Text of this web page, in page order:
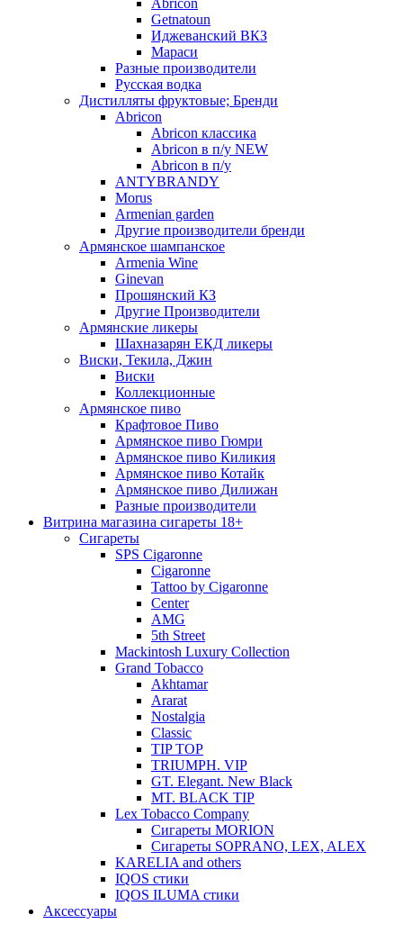
Abricon
Getnatoun
Иджеванский ВКЗ
Мараси
Разные производители
Русская водка
Дистилляты фруктовые; Бренди
Abricon
Abricon классика
Abricon в п/у NEW
Abricon в п/у
ANTYBRANDY
Morus
Armenian garden
Другие производители бренди
Армянское шампанское
Armenia Wine
Ginevan
Прошянский КЗ
Другие Производители
Армянские ликеры
Шахназарян ЕКД ликеры
Виски, Текила, Джин
Виски
Коллекционные
Армянское пиво
Крафтовое Пиво
Армянское пиво Гюмри
Армянское пиво Киликия
Армянское пиво Котайк
Армянское пиво Дилижан
Разные производители
Витрина магазина сигареты 18+
Cигареты
SPS Cigaronne
Сigaronne
Tattoo by Cigaronne
Center
AMG
5th Street
Mackintosh Luxury Collection
Grand Tobacco
Akhtamar
Ararat
Nostalgia
Classic
TIP TOP
TRIUMPH. VIP
GT. Elegant. New Black
MT. BLACK TIP
Lex Tobacco Company
Сигареты MORION
Сигареты SOPRANO, LEX, ALEX
KARELIA and others
IQOS стики
IQOS ILUMA стики
Аксессуары